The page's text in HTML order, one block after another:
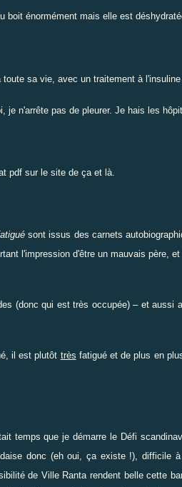
boit énormément mais elle est
sa vie, avec un traitement à l'insuline
je n'arrête pas de pleurer. Je hais les
pdf sur le site de ça et là
sont issus des carnets
l'impression d'être un mauvais père,
(donc qui est très occupée) – et aussi
il est plutôt très fatigué et de plus en
temps que je démarre le Défi
donc (eh oui, ça existe !), difficile
de Ville Ranta rendent belle cette